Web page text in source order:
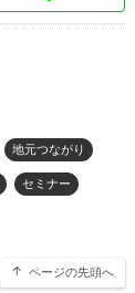
地元つながり
セミナー
ページの先頭へ